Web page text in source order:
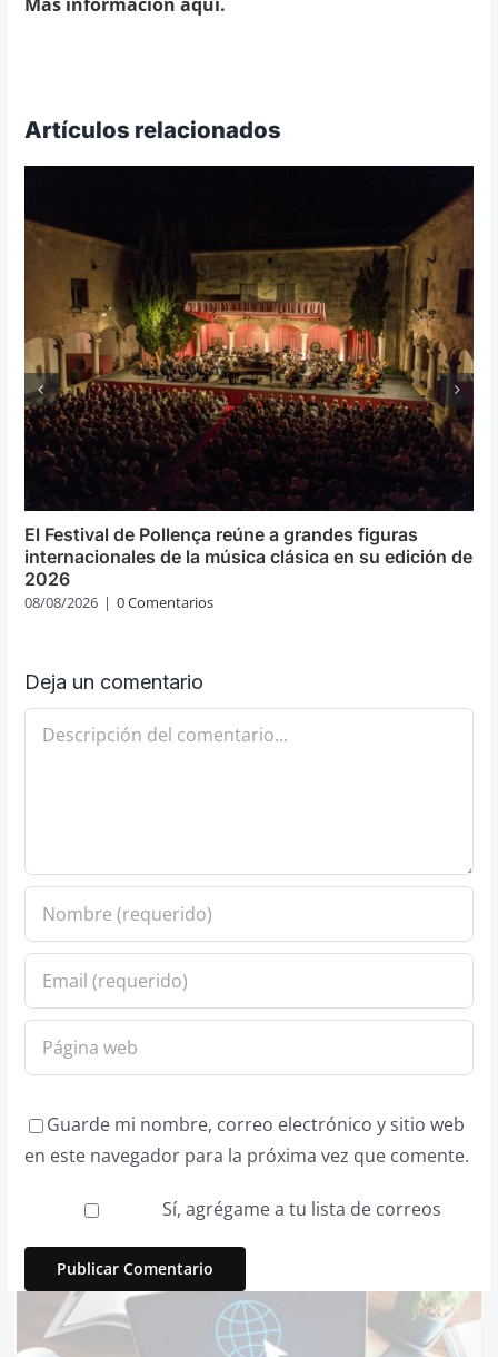
Artículos relacionados
El Festival de Pollença reúne a grandes figuras
internacionales de la música clásica en su edición de
2026
08/08/2026 | 0 Comentarios
Deja un comentario
Comentario
Guarde mi nombre, correo electrónico y sitio web
en este navegador para la próxima vez que comente.
Sí, agrégame a tu lista de correos